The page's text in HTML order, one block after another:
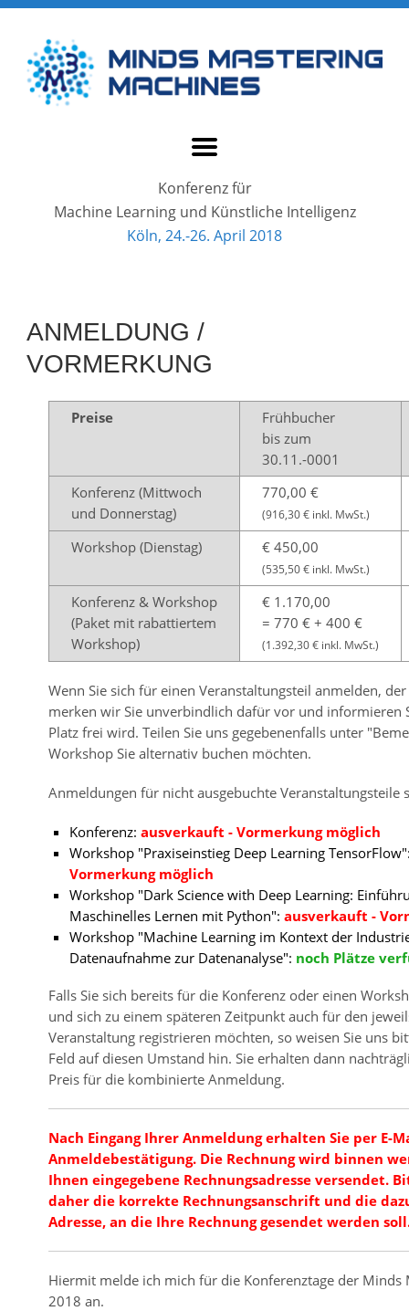
Konferenz für
Machine Learning und Künstliche Intelligenz
Köln, 24.-26. April 2018
ANMELDUNG /
VORMERKUNG
Preise
Frühbucher
bis zum
30.11.-0001
Konferenz (Mittwoch
und Donnerstag)
770,00 €
(916,30 € inkl. MwSt.)
Workshop (Dienstag) € 450,00
(535,50 € inkl. MwSt.)
Konferenz & Workshop
(Paket mit rabattiertem
Workshop)
€ 1.170,00
= 770 € + 400 €
(1.392,30 € inkl. MwSt.)
Wenn Sie sich für einen Veranstaltungsteil anmelden,
merken wir Sie unverbindlich dafür vor und informieren
Platz frei wird. Teilen Sie uns gegebenenfalls unter
Workshop Sie alternativ buchen möchten.
Anmeldungen für nicht ausgebuchte Veranstaltungsteile
Konferenz: ausverkauft - Vormerkung möglich
Workshop "Praxiseinstieg Deep Learning
Vormerkung möglich
Workshop "Dark Science with Deep Learning:
Maschinelles Lernen mit Python": ausverkauft -
Workshop "Machine Learning im Kontext der
Datenaufnahme zur Datenanalyse": noch Plätze
Falls Sie sich bereits für die Konferenz oder einen
und sich zu einem späteren Zeitpunkt auch für den
Veranstaltung registrieren möchten, so weisen Sie uns
Feld auf diesen Umstand hin. Sie erhalten dann
Preis für die kombinierte Anmeldung.
Nach Eingang Ihrer Anmeldung erhalten Sie per E-
Anmeldebestätigung. Die Rechnung wird binnen
Ihnen eingegebene Rechnungsadresse versendet.
daher die korrekte Rechnungsanschrift und die
Adresse, an die Ihre Rechnung gesendet werden
Hiermit melde ich mich für die Konferenztage der Minds
2018 an.